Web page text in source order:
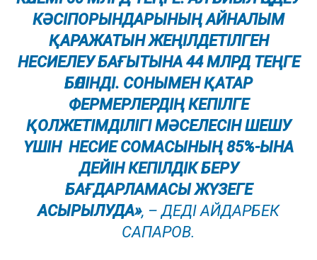
КӘСІПОРЫНДАРЫНЫҢ АЙНАЛЫМ
ҚАРАЖАТЫН ЖЕҢІЛДЕТІЛГЕН
НЕСИЕЛЕУ БАҒЫТЫНА 44 МЛРД ТЕҢГЕ
БӨЛІНДІ. СОНЫМЕН ҚАТАР
ФЕРМЕРЛЕРДІҢ КЕПІЛГЕ
ҚОЛЖЕТІМДІЛІГІ МӘСЕЛЕСІН ШЕШУ
ҮШІН НЕСИЕ СОМАСЫНЫҢ 85%-ЫНА
ДЕЙІН КЕПІЛДІК БЕРУ
БАҒДАРЛАМАСЫ ЖҮЗЕГЕ
АСЫРЫЛУДА», – ДЕДІ АЙДАРБЕК
САПАРОВ.